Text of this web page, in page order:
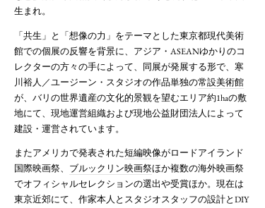
生まれ。
「共生」と「想像の力」をテーマとした東京都現代美術
館での個展の反響を背景に、アジア・ASEANゆかりのコ
レクターの方々の手によって、同展が発展する形で、寒
川裕人／ユージーン・スタジオの作品単独の常設美術館
が、バリの世界遺産の文化的景観を望むエリア約1haの敷
地にて、現地運営組織および現地公益財団法人によって
建設・運営されています。
またアメリカで発表された短編映像がロードアイランド
国際映画祭、 ブルックリン映画祭ほか複数の海外映画祭
でオフィシャルセレクションの選出や受賞ほか。現在は
東京近郊にて、作家本人とスタジオスタッフの設計とDIY